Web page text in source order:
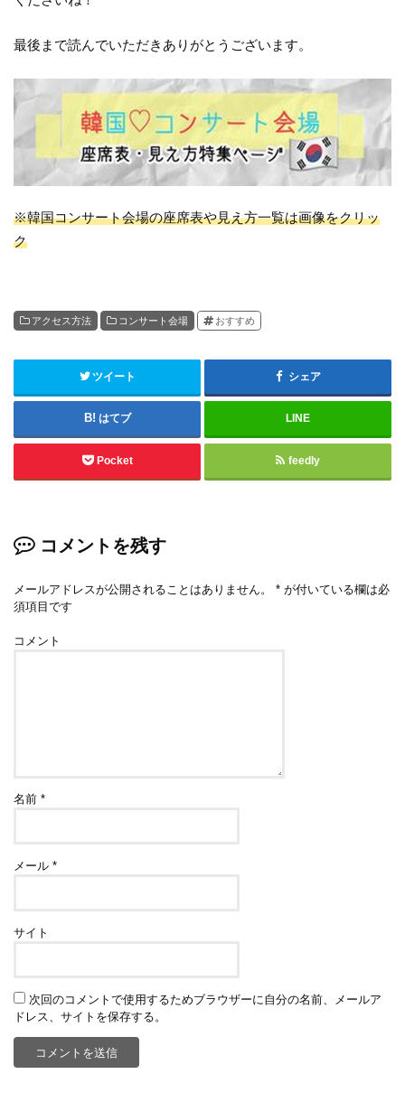
最後まで読んでいただきありがとうございます。
※韓国コンサート会場の座席表や見え方一覧は画像をクリッ
ク
アクセス方法 コンサート会場 おすすめ
ツイート シェア
はてブ LINE
Pocket feedly
コメントを残す
メールアドレスが公開されることはありません。 * が付いている欄は必
須項目です
コメント
名前*
メール*
サイト
次回のコメントで使用するためブラウザーに自分の名前、メールア
ドレス、サイトを保存する。